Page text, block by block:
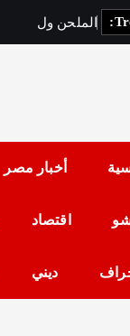
لملحن ول ي
أخبار مصر
اقتصاد
ديني